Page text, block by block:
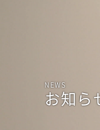
NEWS
お知ら